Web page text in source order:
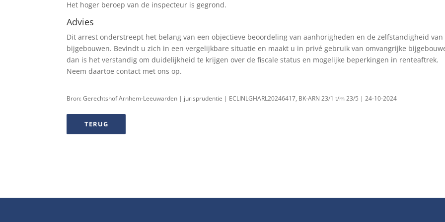
Het hoger beroep van de inspecteur is gegrond.
Advies
Dit arrest onderstreept het belang van een objectieve beoordeling van aanhorigheden en de zelfstandigheid van
bijgebouwen. Bevindt u zich in een vergelijkbare situatie en maakt u in privé gebruik van omvangrijke
dan is het verstandig om duidelijkheid te krijgen over de fiscale status en mogelijke beperkingen in renteaftrek.
Neem daartoe contact met ons op.
Bron: Gerechtshof Arnhem-Leeuwarden | jurisprudentie | ECLINLGHARL20246417, BK-ARN 23/1 t/m 23/5 | 24-10-2024
TERUG